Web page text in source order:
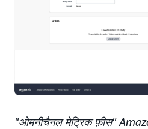
"ओमनीचैनल मेट्रिक फ़ीस"